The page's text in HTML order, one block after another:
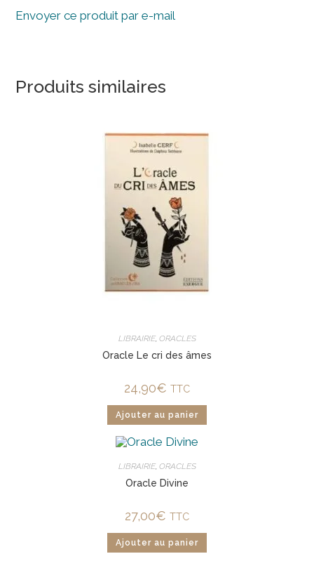
Envoyer ce produit par e-mail
Produits similaires
LIBRAIRIE, ORACLES
Oracle Le cri des âmes
24,90€ TTC
Ajouter au panier
LIBRAIRIE, ORACLES
Oracle Divine
27,00€ TTC
Ajouter au panier